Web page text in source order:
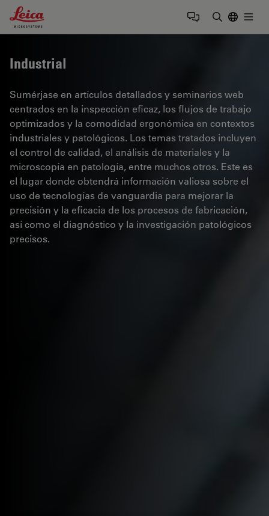
Leica Microsystems Logo
Industrial
Sumérjase en artículos detallados y seminarios web
centrados en la inspección eficaz, los flujos de trabajo
optimizados y la comodidad ergonómica en contextos
industriales y patológicos. Los temas tratados incluyen
el control de calidad, el análisis de materiales y la
microscopía en patología, entre muchos otros. Este es
el lugar donde obtendrá información valiosa sobre el
uso de tecnologías de vanguardia para mejorar la
precisión y la eficacia de los procesos de fabricación,
así como el diagnóstico y la investigación patológicos
precisos.